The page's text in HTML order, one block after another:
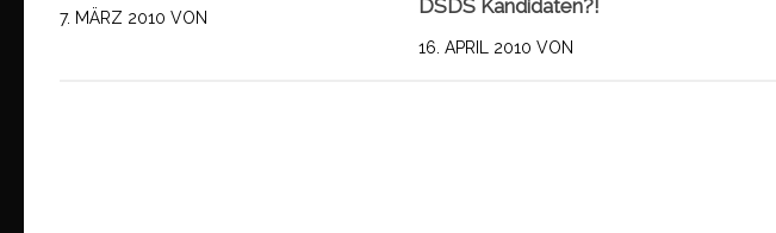
7. MÄRZ 2010 VON
DSDS Kandidaten?!
16. APRIL 2010 VON